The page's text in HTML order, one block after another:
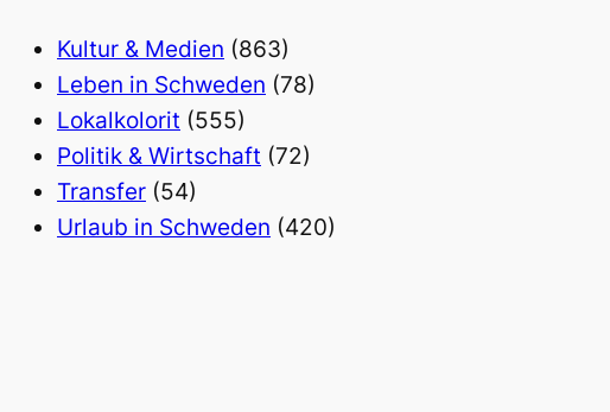
Kultur & Medien (863)
Leben in Schweden (78)
Lokalkolorit (555)
Politik & Wirtschaft (72)
Transfer (54)
Urlaub in Schweden (420)